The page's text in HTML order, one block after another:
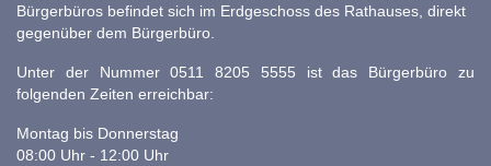
Bürgerbüros befindet sich im Erdgeschoss des Rathauses, direkt
gegenüber dem Bürgerbüro.
Unter der Nummer 0511 8205 5555 ist das Bürgerbüro zu
folgenden Zeiten erreichbar:
Montag bis Donnerstag
08:00 Uhr - 12:00 Uhr